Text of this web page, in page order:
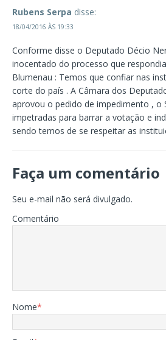
Rubens Serpa disse:
18/04/2016 ÀS 19:33
Conforme disse o Deputado Décio
inocentado do processo que
Blumenau : Temos que confiar nas
corte do país . A Câmara dos
aprovou o pedido de impedimento , o
impetradas para barrar a votação e
sendo temos de se respeitar as
Faça um comentário
Seu e-mail não será divulgado.
Comentário
Nome*